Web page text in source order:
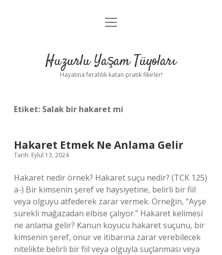
Anasayfa
Yasal Uyarı
menüyü
Huzurlu Yaşam Tüyoları
Hayatına ferahlık katan pratik fikirler!
Etiket: Salak bir hakaret mi
Hakaret Etmek Ne Anlama Gelir
Tarih: Eylül 13, 2024
Hakaret nedir örnek? Hakaret suçu nedir? (TCK 125)
a-) Bir kimsenin şeref ve haysiyetine, belirli bir fiil
veya olguyu atfederek zarar vermek. Örneğin, “Ayşe
sürekli mağazadan elbise çalıyor.” Hakaret kelimesi
ne anlama gelir? Kanun koyucu hakaret suçunu, bir
kimsenin şeref, onur ve itibarına zarar verebilecek
nitelikte belirli bir fiil veya olguyla suçlanması veya